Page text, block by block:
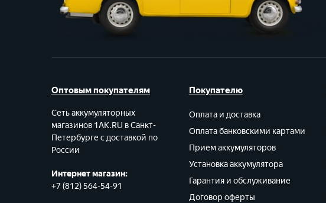
Оптовым покупателям
Сеть аккумуляторных
магазинов 1AK.RU в Санкт-
Петербурге с доставкой по
России
Интернет магазин:
+7 (812) 564-54-91
Покупателю
Оплата и доставка
Оплата банковскими картами
Прием аккумуляторов
Установка аккумулятора
Гарантия и обслуживание
Договор оферты